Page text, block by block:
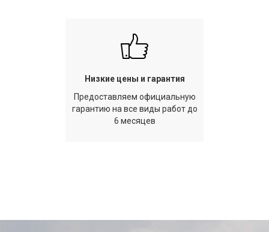
Низкие цены и гарантия
Предоставляем официальную
гарантию на все виды работ до
6 месяцев